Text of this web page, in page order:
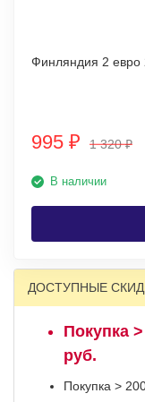
Финляндия 2 евро
995 ₽ 1 320₽
В наличии
ДОСТУПНЫЕ
Покупка
руб.
Покупка >